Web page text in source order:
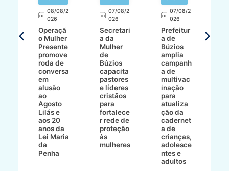
08/08/2
026
Operaçã
o Mulher
Presente
promove
roda de
conversa
em
alusão
ao
Agosto
Lilás e
aos 20
anos da
Lei Maria
da
Penha
07/08/2
026
Secretari
a da
Mulher
de
Búzios
capacita
pastores
e líderes
cristãos
para
fortalece
r rede de
proteção
às
mulheres
07/08/2
026
Prefeitur
a de
Búzios
amplia
campanh
a de
multivac
inação
para
atualiza
ção da
cadernet
a de
crianças,
adolesce
ntes e
adultos